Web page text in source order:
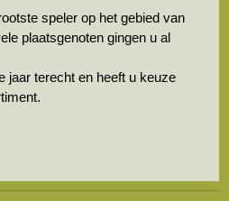
speler op het gebied van
plaatsgenoten gingen u al
jaar terecht en heeft u keuze